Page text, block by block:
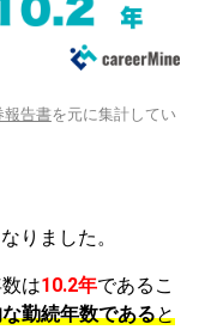
報告書を元に集計してい
りました。
は10.2年であるこ
勤続年数であると